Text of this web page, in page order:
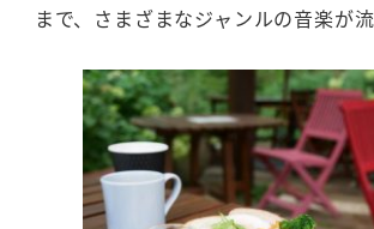
まで、さまざまなジャンルの音楽が流